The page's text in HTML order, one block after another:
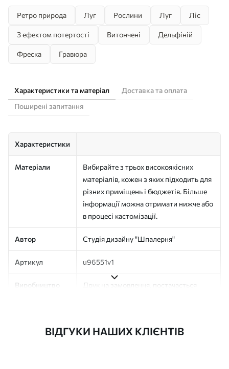
Ретро природа Луг Рослини Луг Ліс
З ефектом потертості Витончені Дельфіній
Фреска Гравюра
Характеристики та матеріал
Доставка та оплата
Поширені запитання
Характеристики
Матеріали
Вибирайте з трьох високоякісних
матеріалів, кожен з яких підходить для
різних приміщень і бюджетів. Більше
інформації можна отримати нижче або
в процесі кастомізації.
Автор Студія дизайну "Шпалерня"
Артикул u96551v1
Виробництво
Друк на замовлення, постачається
клей для шпалер
ВІДГУКИ НАШИХ КЛІЄНТІВ